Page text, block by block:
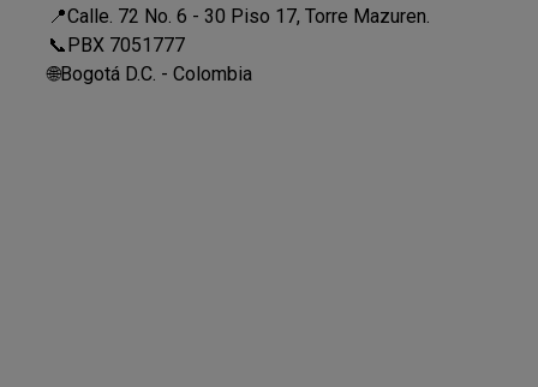
📍Calle. 72 No. 6 - 30 Piso 17, Torre Mazuren.
📞PBX 7051777
🌐Bogotá D.C. - Colombia